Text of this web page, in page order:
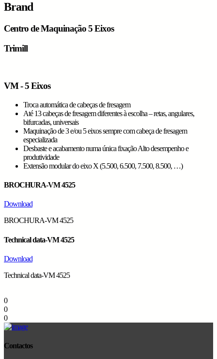
Brand
Centro de Maquinação 5 Eixos
Trimill
VM - 5 Eixos
Troca automática de cabeças de fresagem
Até 13 cabeças de fresagem diferentes à escolha – retas, angulares,
bifurcadas, universais
Maquinação de 3 e/ou 5 eixos sempre com cabeça de fresagem
especializada
Desbaste e acabamento numa única fixação Alto desempenho e
produtividade
Extensão modular do eixo X (5.500, 6.500, 7.500, 8.500, …)
BROCHURA-VM 4525
Download
BROCHURA-VM 4525
Technical data-VM 4525
Download
Technical data-VM 4525
0
0
0
Contactos